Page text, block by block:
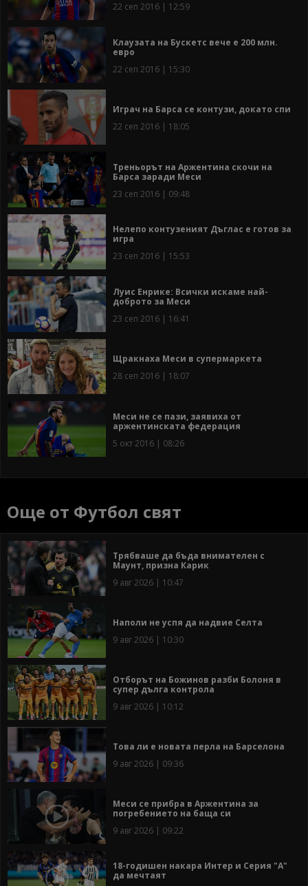
22 сеп 2016 | 12:59
Клаузата на Бускетс вече е 200 млн.
евро
22 сеп 2016 | 15:30
Играч на Барса се контузи, докато спи
22 сеп 2016 | 18:05
Треньорът на Аржентина скочи на
Барса заради Меси
23 сеп 2016 | 09:48
Нелепо контузеният Дъглас е готов за
игра
23 сеп 2016 | 15:53
Луис Енрике: Всички искаме най-
доброто за Меси
23 сеп 2016 | 16:41
Щракнаха Меси в супермаркета
28 сеп 2016 | 18:07
Меси не се пази, заявиха от
аржентинската федерация
5 окт 2016 | 08:26
Още от Футбол свят
Трябваше да бъда внимателен с
Маунт, призна Карик
9 авг 2026 | 10:47
Наполи не успя да надвие Селта
9 авг 2026 | 10:30
Отборът на Божинов разби Болоня в
супер дълга контрола
9 авг 2026 | 10:12
Това ли е новата перла на Барселона
9 авг 2026 | 09:36
Меси се прибра в Аржентина за
погребението на баща си
9 авг 2026 | 09:22
18-годишен накара Интер и Серия "А"
да мечтаят